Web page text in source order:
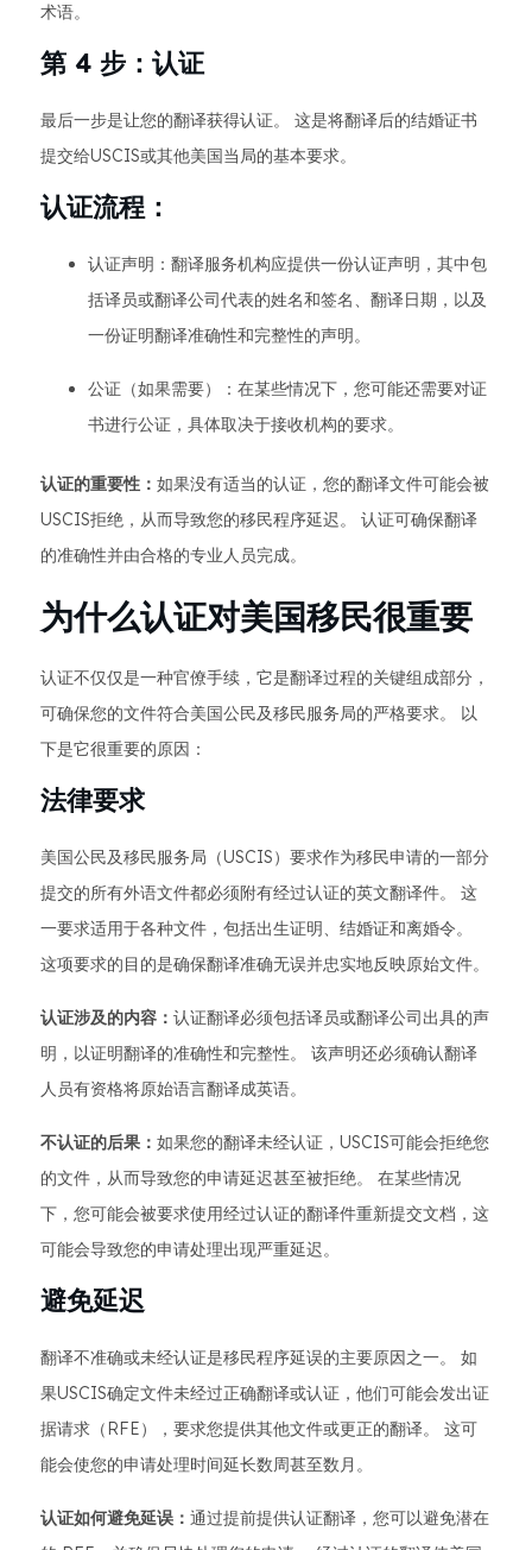
术语。
第 4 步：认证
最后一步是让您的翻译获得认证。 这是将翻译后的结婚证书
提交给USCIS或其他美国当局的基本要求。
认证流程：
认证声明：翻译服务机构应提供一份认证声明，其中包
括译员或翻译公司代表的姓名和签名、翻译日期，以及
一份证明翻译准确性和完整性的声明。
公证（如果需要）：在某些情况下，您可能还需要对证
书进行公证，具体取决于接收机构的要求。
认证的重要性： 如果没有适当的认证，您的翻译文件可能会被
USCIS拒绝，从而导致您的移民程序延迟。 认证可确保翻译
的准确性并由合格的专业人员完成。
为什么认证对美国移民很重要
认证不仅仅是一种官僚手续，它是翻译过程的关键组成部分，
可确保您的文件符合美国公民及移民服务局的严格要求。 以
下是它很重要的原因：
法律要求
美国公民及移民服务局（USCIS）要求作为移民申请的一部分
提交的所有外语文件都必须附有经过认证的英文翻译件。 这
一要求适用于各种文件，包括出生证明、结婚证和离婚令。
这项要求的目的是确保翻译准确无误并忠实地反映原始文件。
认证涉及的内容： 认证翻译必须包括译员或翻译公司出具的声
明，以证明翻译的准确性和完整性。 该声明还必须确认翻译
人员有资格将原始语言翻译成英语。
不认证的后果： 如果您的翻译未经认证，USCIS可能会拒绝您
的文件，从而导致您的申请延迟甚至被拒绝。 在某些情况
下，您可能会被要求使用经过认证的翻译件重新提交文档，这
可能会导致您的申请处理出现严重延迟。
避免延迟
翻译不准确或未经认证是移民程序延误的主要原因之一。 如
果USCIS确定文件未经过正确翻译或认证，他们可能会发出证
据请求（RFE），要求您提供其他文件或更正的翻译。 这可
能会使您的申请处理时间延长数周甚至数月。
认证如何避免延误： 通过提前提供认证翻译，您可以避免潜在